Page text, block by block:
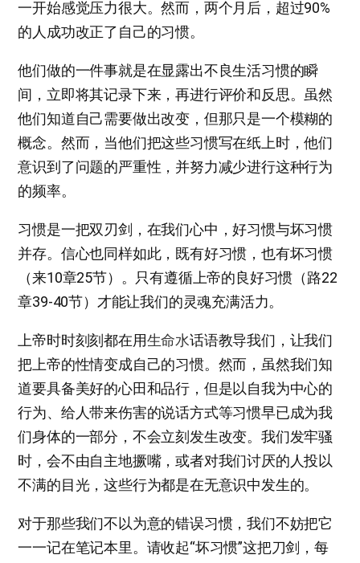
一开始感觉压力很大。然而，两个月后，超过90%
的人成功改正了自己的习惯。
他们做的一件事就是在显露出不良生活习惯的瞬
间，立即将其记录下来，再进行评价和反思。虽然
他们知道自己需要做出改变，但那只是一个模糊的
概念。然而，当他们把这些习惯写在纸上时，他们
意识到了问题的严重性，并努力减少进行这种行为
的频率。
习惯是一把双刃剑，在我们心中，好习惯与坏习惯
并存。信心也同样如此，既有好习惯，也有坏习惯
（来10章25节）。只有遵循上帝的良好习惯（路22
章39-40节）才能让我们的灵魂充满活力。
上帝时时刻刻都在用生命水话语教导我们，让我们
把上帝的性情变成自己的习惯。然而，虽然我们知
道要具备美好的心田和品行，但是以自我为中心的
行为、给人带来伤害的说话方式等习惯早已成为我
们身体的一部分，不会立刻发生改变。我们发牢骚
时，会不由自主地撅嘴，或者对我们讨厌的人投以
不满的目光，这些行为都是在无意识中发生的。
对于那些我们不以为意的错误习惯，我们不妨把它
一一记在笔记本里。请收起“坏习惯”这把刀剑，每